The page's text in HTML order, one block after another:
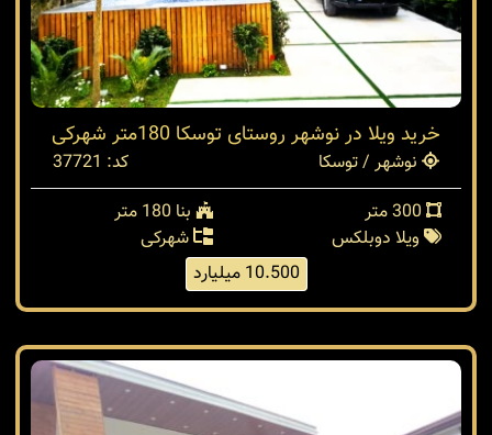
خرید ویلا در نوشهر روستای توسکا 180متر شهرکی
نوشهر / توسکا
کد: 37721
بنا 180 متر
ویلا دوبلکس
شهرکی
10.500 میلیارد